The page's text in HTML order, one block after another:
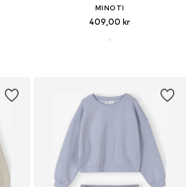
MINOTI
409,00 kr